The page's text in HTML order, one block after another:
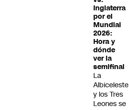
Inglaterra
por el
Mundial
2026:
Hora y
dónde
ver la
semifinal
La
Albiceleste
y los Tres
Leones se